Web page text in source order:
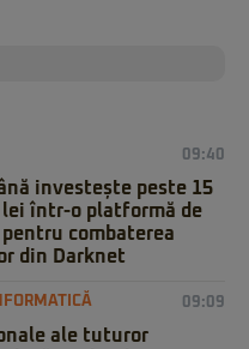
09:40
investește peste 15
lei într-o platformă de
combaterea
din Darknet
09:09
ale tuturor